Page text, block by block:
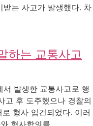
는 사고가 발생했다. 차
하는 교통사고
발생한 교통사고로 행
고 후 도주했으나 경찰의
형사 입건되었다. 이러